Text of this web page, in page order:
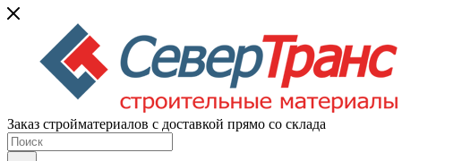
Заказ стройматериалов с доставкой прямо со склада